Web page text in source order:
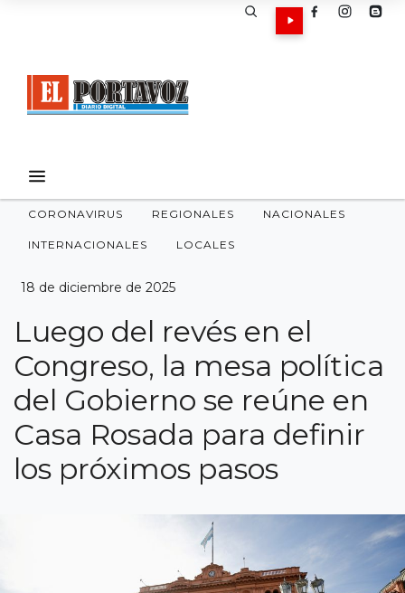
CORONAVIRUS REGIONALES NACIONALES
INTERNACIONALES LOCALES
18 de diciembre de 2025
Luego del revés en el
Congreso, la mesa política
del Gobierno se reúne en
Casa Rosada para definir
los próximos pasos